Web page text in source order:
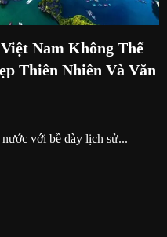
Nam Không Thể
Thiên Nhiên Và Văn
với bề dày lịch sử...